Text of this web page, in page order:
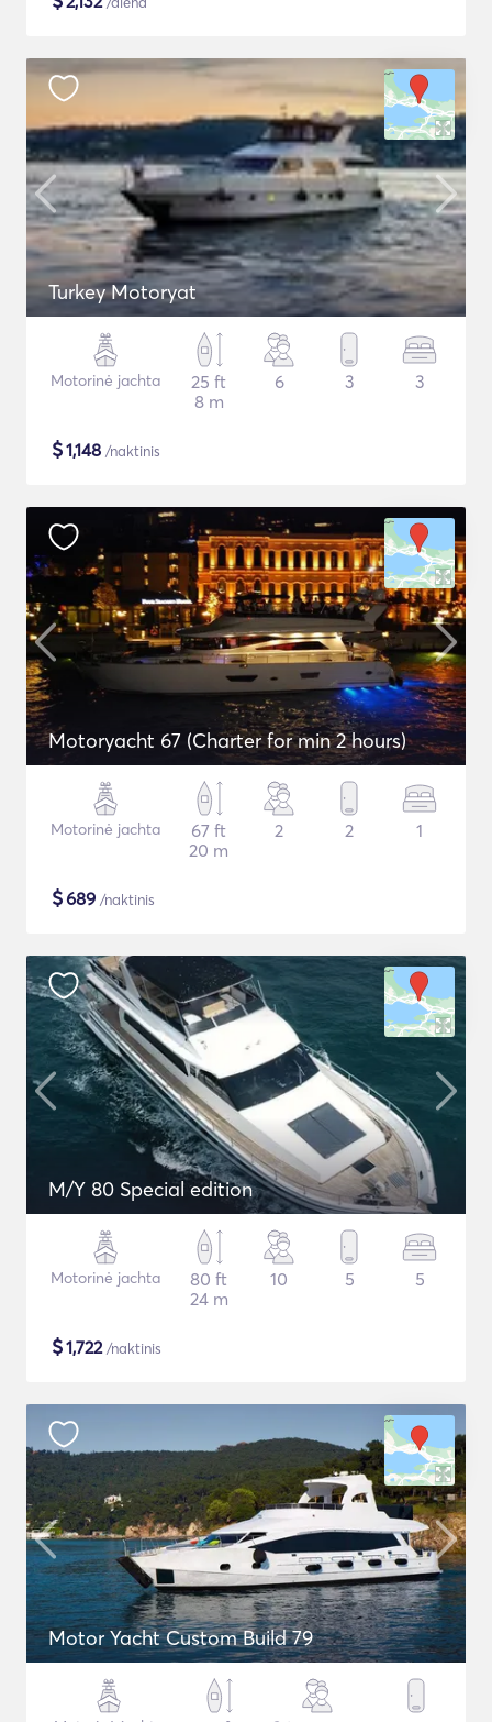
Turkey Motoryat
Motorinė jachta
25 ft
8 m
6 3 3
$1,148 /naktinis
Motoryacht 67 (Charter for min 2 hours)
Motorinė jachta
67 ft
20 m
2 2 1
$689 /naktinis
M/Y 80 Special edition
Motorinė jachta
80 ft
24 m
10 5 5
$1,722/naktinis
Motor Yacht Custom Build 79